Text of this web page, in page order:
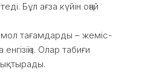
Бұл ағза күйін оңай
тағамдарды – жеміс-
Олар табиғи